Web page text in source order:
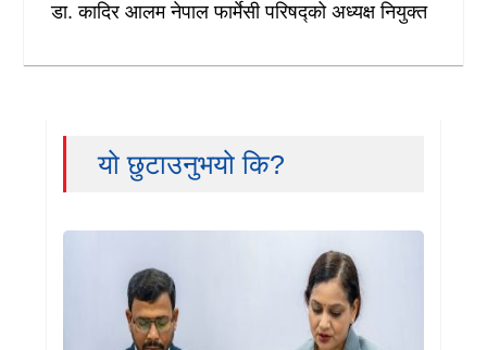
डा. कादिर आलम नेपाल फार्मेसी परिषद्को अध्यक्ष नियुक्त
यो छुटाउनुभयो कि?